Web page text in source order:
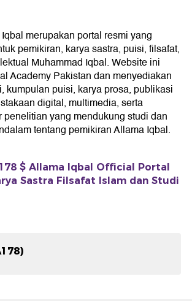
merupakan portal resmi yang
pemikiran, karya sastra, puisi, filsafat,
Muhammad Iqbal. Website ini
Academy Pakistan dan menyediakan
kumpulan puisi, karya prosa, publikasi
digital, multimedia, serta
penelitian yang mendukung studi dan
tentang pemikiran Allama Iqbal.
$ Allama Iqbal Official Portal
Sastra Filsafat Islam dan Studi